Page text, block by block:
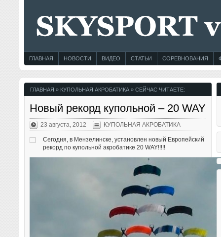
ГЛАВНАЯ НОВОСТИ ВИДЕО СТАТЬИ СОРЕВНОВАНИЯ
ГЛАВНАЯ » КУПОЛЬНАЯ АКРОБАТИКА » СЕЙЧАС ЧИТАЕТЕ:
Новый рекорд купольной – 20 WAY
23 августа, 2012 КУПОЛЬНАЯ АКРОБАТИКА
Сегодня, в Мензелинске, установлен новый Европейский
рекорд по купольной акробатике 20 WAY!!!!!